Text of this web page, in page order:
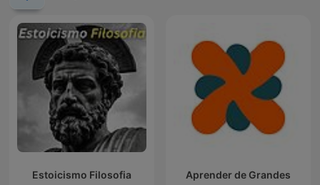
Estoicismo Filosofia Aprender de Grandes